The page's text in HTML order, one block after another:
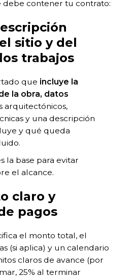
debe contener tu contrato:
sitio y del
trabajos
que incluye la
la obra, datos
arquitectónicos,
y una descripción
y qué queda
la base para evitar
el alcance.
claro y
pagos
el monto total, el
(si aplica) y un calendario
claros de avance (por
25% al terminar